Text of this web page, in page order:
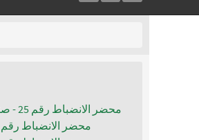
محضر الانضباط رقم 25 - صنف الأكابر
محضر الانضباط رقم 24 - شبان